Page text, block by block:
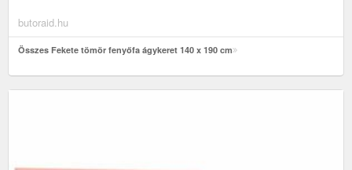
butoraid.hu
Összes Fekete tömör fenyőfa ágykeret 140 x 190 cm